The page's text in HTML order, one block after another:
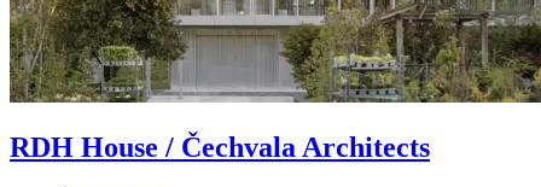
RDH House / Čechvala Architects